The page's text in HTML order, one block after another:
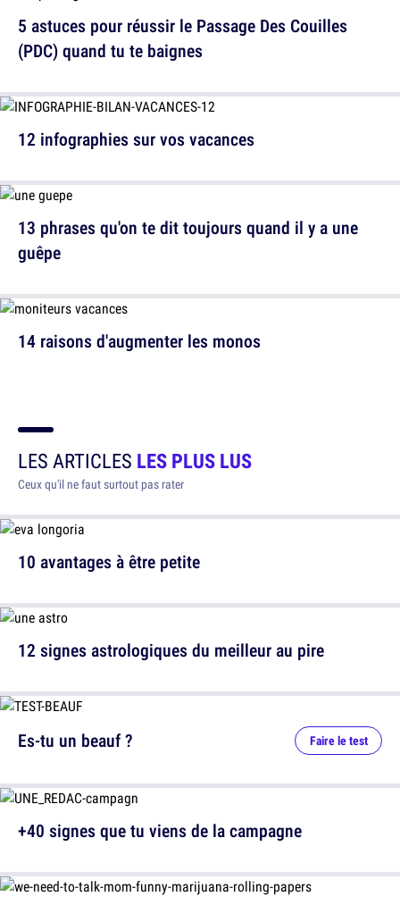
5 astuces pour réussir le Passage Des Couilles
(PDC) quand tu te baignes
13 phrases qu'on te dit toujours quand il y a une
guêpe
12 infographies sur vos vacances
14 raisons d'augmenter les monos
LES ARTICLES LES PLUS LUS
Ceux qu'il ne faut surtout pas rater
10 avantages à être petite
12 signes astrologiques du meilleur au pire
Es-tu un beauf ? Faire le test
+40 signes que tu viens de la campagne